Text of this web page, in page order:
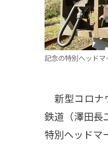
記念の特別ヘッド
新型コロナ
鉄道（澤田長
特別ヘッドマ